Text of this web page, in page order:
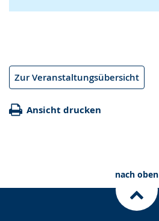
Zur Veranstaltungsübersicht
Ansicht drucken
nach oben